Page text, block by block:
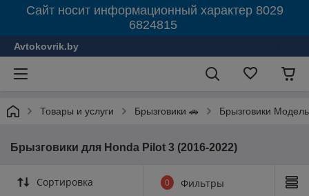
Сайт носит информационный характер 8029
6824815
Avtokovrik.by
Товары и услуги Брызговики 🚗 Брызговики
Брызговики для Honda Pilot 3 (2016-2022)
Сортировка 0 Фильтры